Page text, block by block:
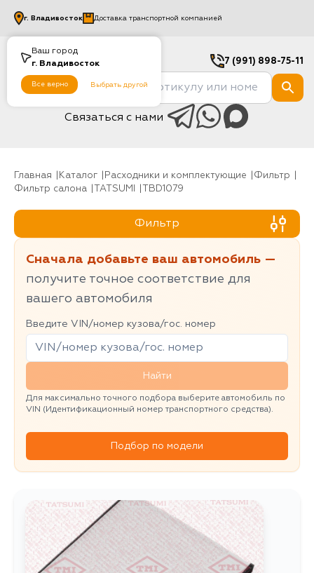
Ваш город
г. Владивосток
Все верно Выбрать другой
г. Владивосток Доставка транспортной компанией
7 (991) 898-75-11
Связаться с нами
Главная Каталог Расходники и комплектующие
фильтр
Фильтр салона
TATSUMI TBD1079
Фильтр
Сначала добавьте ваш автомобиль —
получите точное соответствие для
вашего автомобиля
Введите VIN/номер кузова/гос. номер
Найти
Для максимально точного подбора выберите автомобиль по
VIN (Идентификационный номер транспортного средства).
Подбор по модели